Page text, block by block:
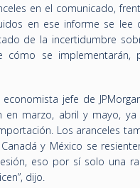
en el comunicado,
en ese informe se lee
de la incertidumbre
cómo se
economista jefe de
en marzo, abril y mayo,
Los aranceles
y México se
eso por sí solo una
dijo.